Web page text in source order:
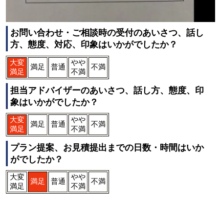
お問い合わせ・ご相談時の受付のあいさつ、話し
方、態度、対応、印象はいかがでしたか？
大変
満足
満足 普通
やや
不満
不満
担当アドバイザーのあいさつ、話し方、態度、印
象はいかがでしたか？
大変
満足
満足 普通
やや
不満
不満
プラン提案、お見積提出までの日数・時間はいか
がでしたか？
大変
満足
満足 普通
やや
不満
不満